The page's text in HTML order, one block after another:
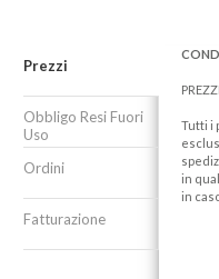
Prezzi
Obbligo Resi Fuori
Uso
Ordini
Fatturazione
PREZZI
Tutti i
in
in